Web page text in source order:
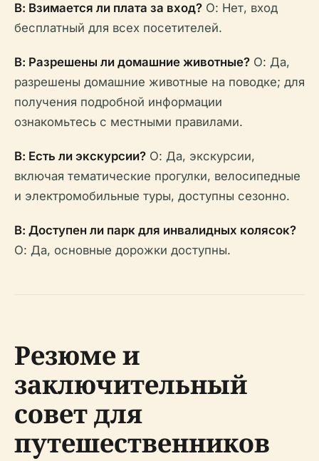
В: Взимается ли плата за вход? О: Нет, вход
бесплатный для всех посетителей.
В: Разрешены ли домашние животные? О: Да,
разрешены домашние животные на поводке; для
получения подробной информации
ознакомьтесь с местными правилами.
В: Есть ли экскурсии? О: Да, экскурсии,
включая тематические прогулки, велосипедные
и электромобильные туры, доступны сезонно.
В: Доступен ли парк для инвалидных колясок?
О: Да, основные дорожки доступны.
Резюме и
заключительный
совет для
путешественников